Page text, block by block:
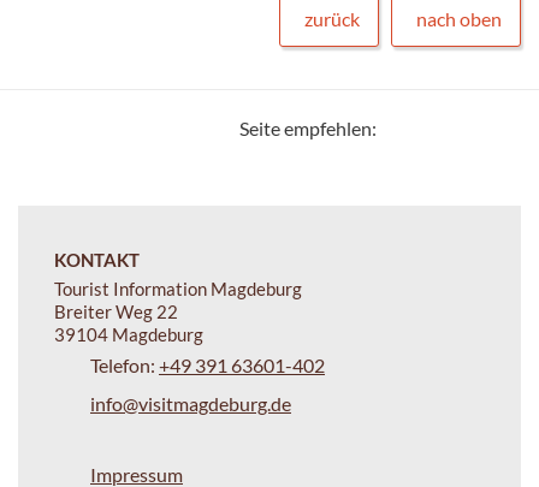
zurück nach oben
Seite empfehlen:
KONTAKT
Tourist Information Magdeburg
Breiter Weg 22
39104 Magdeburg
Telefon: +49 391 63601-402
info@visitmagdeburg.de
Impressum